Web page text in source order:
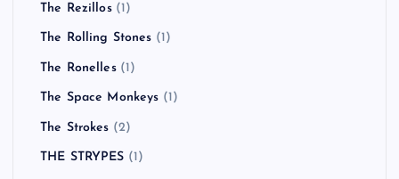
The Rezillos(1)
The Rolling Stones (1)
The Ronelles(1)
The Space Monkeys (1)
The Strokes (2)
THE STRYPES (1)